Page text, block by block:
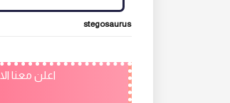
stegosaurus
اعلن معنا الان وقم